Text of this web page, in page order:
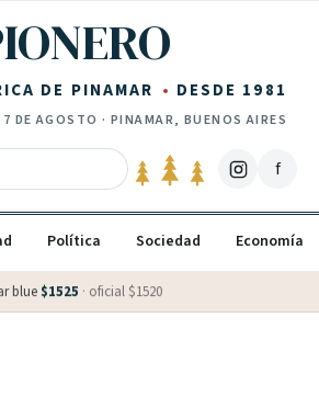
DE PINAMAR DESDE 1981
DE AGOSTO · PINAMAR, BUENOS AIRES
f
Política Sociedad Economía
blue $1525 · oficial $1520